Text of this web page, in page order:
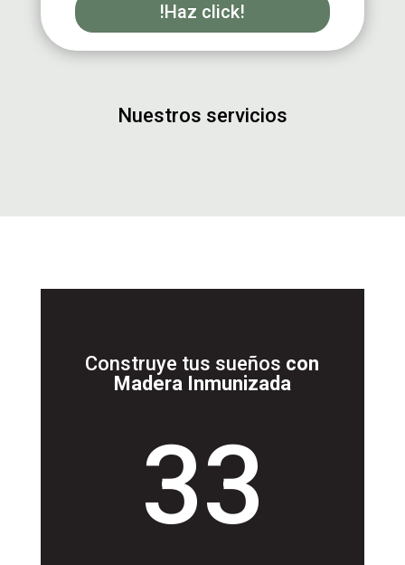
!Haz click!
Nuestros servicios
Construye tus sueños con
Madera Inmunizada
33